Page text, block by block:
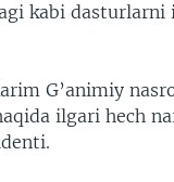
kabi
G’animiy
ilgari hech